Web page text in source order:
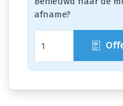
afname?